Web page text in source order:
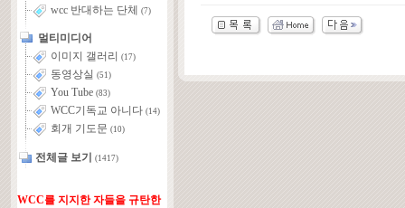
wcc 반대하는 단체 (7)
멀티미디어
이미지 갤러리
(17)
동영상실 (51)
You Tube (83)
WCC기독교 아니다 (14)
회개 기도문 (10)
전체글 보기 (1417)
WCC를 지지한 자들을 규탄한